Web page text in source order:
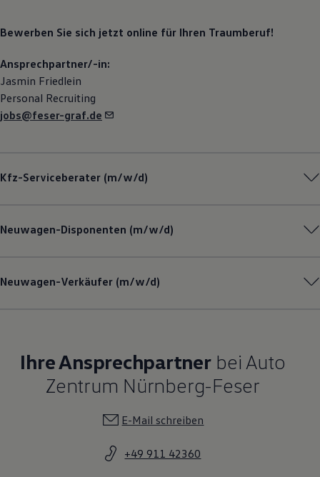
Bewerben Sie sich jetzt online für Ihren Traumberuf!
Ansprechpartner/-in:
Jasmin Friedlein
Personal Recruiting
jobs@feser-graf.de
Kfz-Serviceberater (m/w/d)
Neuwagen-Disponenten (m/w/d)
Neuwagen-Verkäufer (m/w/d)
Ihre Ansprechpartnerbei Auto
Zentrum Nürnberg-Feser
E-Mail schreiben
+49 911 42360